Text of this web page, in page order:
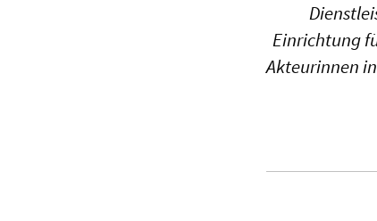
Einrichtung
Akteurinnen